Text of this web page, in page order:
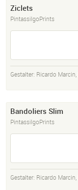
Ziclets
PintassilgoPrints
Gestalter: Ricardo Marcin,
Bandoliers Slim
PintassilgoPrints
Gestalter: Ricardo Marcin,